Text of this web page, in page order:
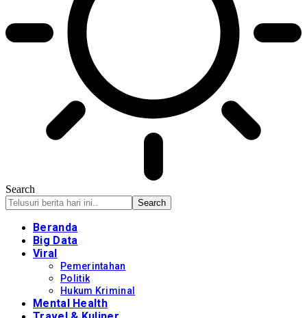
Search
Beranda
Big Data
Viral
Pemerintahan
Politik
Hukum Kriminal
Mental Health